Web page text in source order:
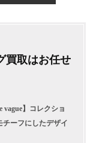
買取はお任せ
vague】コレクショ
チーフにしたデザイ